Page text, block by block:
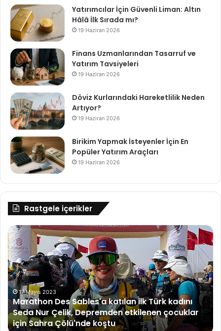
Yatırımcılar İçin Güvenli Liman: Altın
Hâlâ İlk Sırada mı?
19 Haziran 2026
Finans Uzmanlarından Tasarruf ve
Yatırım Tavsiyeleri
19 Haziran 2026
Döviz Kurlarındaki Hareketlilik Neden
Artıyor?
19 Haziran 2026
Birikim Yapmak İsteyenler İçin En
Popüler Yatırım Araçları
19 Haziran 2026
Rastgele içerikler
Marathon
Des
Sables'a
katılan
ilk
Türk
kadını
Seda
Nur
Çelik,
17 Mayıs 2023
Marathon Des Sables'a katılan ilk Türk kadını
Seda Nur Çelik, Depremden etkilenen çocuklar
için Sahra Çölü'nde koştu